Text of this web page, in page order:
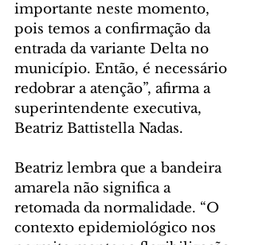
importante neste momento,
pois temos a confirmação da
entrada da variante Delta no
município. Então, é necessário
redobrar a atenção”, afirma a
superintendente executiva,
Beatriz Battistella Nadas.
Beatriz lembra que a bandeira
amarela não significa a
retomada da normalidade. “O
contexto epidemiológico nos